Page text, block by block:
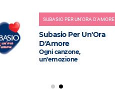
SUBASIO PER UN'ORA D'AMORE
Subasio Per Un'Ora
D'Amore
Ogni canzone,
un'emozione